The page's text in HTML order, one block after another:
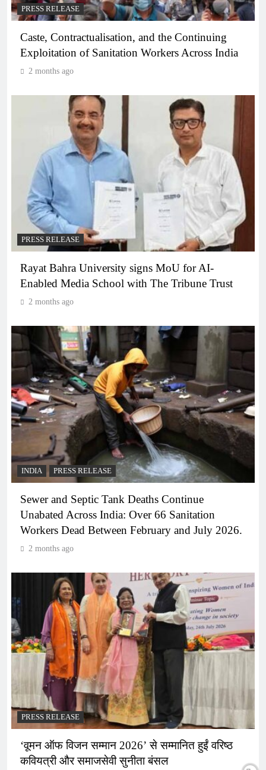
PRESS RELEASE
Caste, Contractualisation, and the Continuing
Exploitation of Sanitation Workers Across India
2 months ago
PRESS RELEASE
Rayat Bahra University signs MoU for AI-
Enabled Media School with The Tribune Trust
2 months ago
INDIA PRESS RELEASE
Sewer and Septic Tank Deaths Continue
Unabated Across India: Over 66 Sanitation
Workers Dead Between February and July 2026.
2 months ago
PRESS RELEASE
‘वूमन ऑफ विजन सम्मान 2026’ से सम्मानित हुईं वरिष्ठ
कवियत्री और समाजसेवी सुनीता बंसल